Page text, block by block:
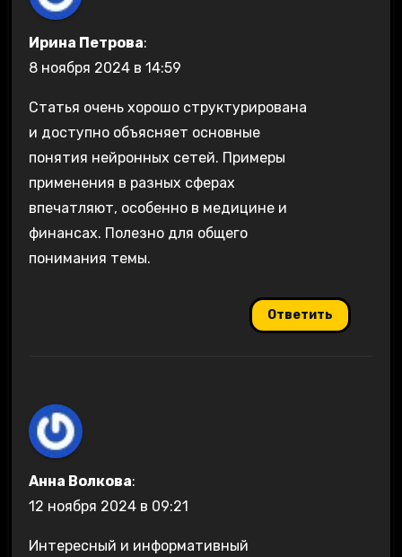
Ирина Петрова:
8 ноября 2024 в 14:59
Статья очень хорошо структурирована
и доступно объясняет основные
понятия нейронных сетей. Примеры
применения в разных сферах
впечатляют, особенно в медицине и
финансах. Полезно для общего
понимания темы.
Ответить
Анна Волкова:
12 ноября 2024 в 09:21
Интересный и информативный